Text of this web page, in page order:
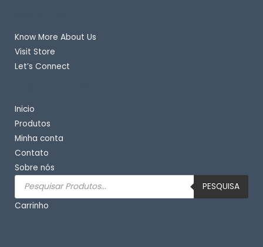
Know More About Us
Visit Store
Let’s Connect
Inicio
Produtos
Minha conta
Contato
Sobre nós
Pesquisar
produtos
PESQUISA
Carrinho